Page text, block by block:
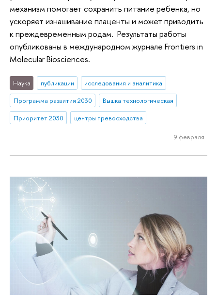
механизм помогает сохранить питание ребенка, но
ускоряет изнашивание плаценты и может приводить
к преждевременным родам. Результаты работы
опубликованы в международном журнале Frontiers in
Molecular Biosciences.
Наука публикации
исследования и аналитика
Программа развития 2030
Вышка технологическая
Приоритет 2030
центры превосходства
9 февраля